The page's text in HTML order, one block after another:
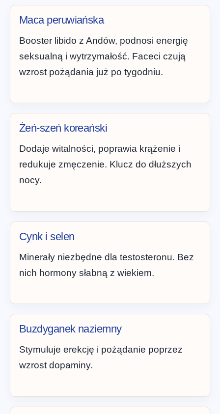
Maca peruwiańska
Booster libido z Andów, podnosi energię
seksualną i wytrzymałość. Faceci czują
wzrost pożądania już po tygodniu.
Żeń-szeń koreański
Dodaje witalności, poprawia krążenie i
redukuje zmęczenie. Klucz do dłuższych
nocy.
Cynk i selen
Minerały niezbędne dla testosteronu. Bez
nich hormony słabną z wiekiem.
Buzdyganek naziemny
Stymuluje erekcję i pożądanie poprzez
wzrost dopaminy.